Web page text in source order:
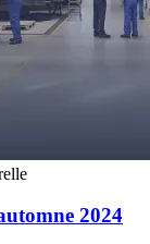
2024